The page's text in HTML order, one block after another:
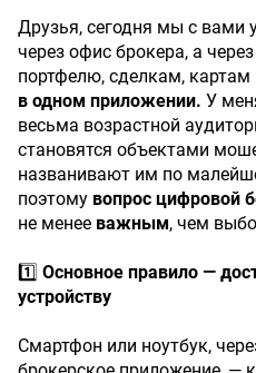
Друзья, сегодня мы с вами
через офис брокера, а
портфелю, сделкам,
в одном приложении. У
весьма возрастной
становятся объектами
названивают им по
поэтому вопрос цифровой
не менее важным, чем
1️⃣ Основное правило —
устройству
Смартфон или ноутбук,